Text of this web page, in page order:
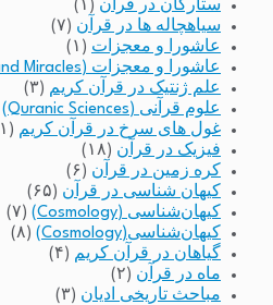
ستارگان در قرآن (۱)
سیاهچاله ها در قرآن (۷)
عاشورا و معجزات (۱)
عاشورا و معجزات (Ashura and Miracles)
علم ژنتیک در قرآن کریم (۳)
علوم قرآنی (Quranic Sciences)
غول های سرخ در قرآن کریم (۱)
فیزیک در قرآن (۱۸)
کره زمین در قرآن (۶)
کیهان شناسی در قرآن (۶۵)
کیهان‌شناسی (Cosmology)
(۷)
کیهان‌شناسی(Cosmology)
(۸)
گیاهان در قرآن کریم (۴)
ماه در قرآن (۲)
مباحث تاریخی ادیان (۳)